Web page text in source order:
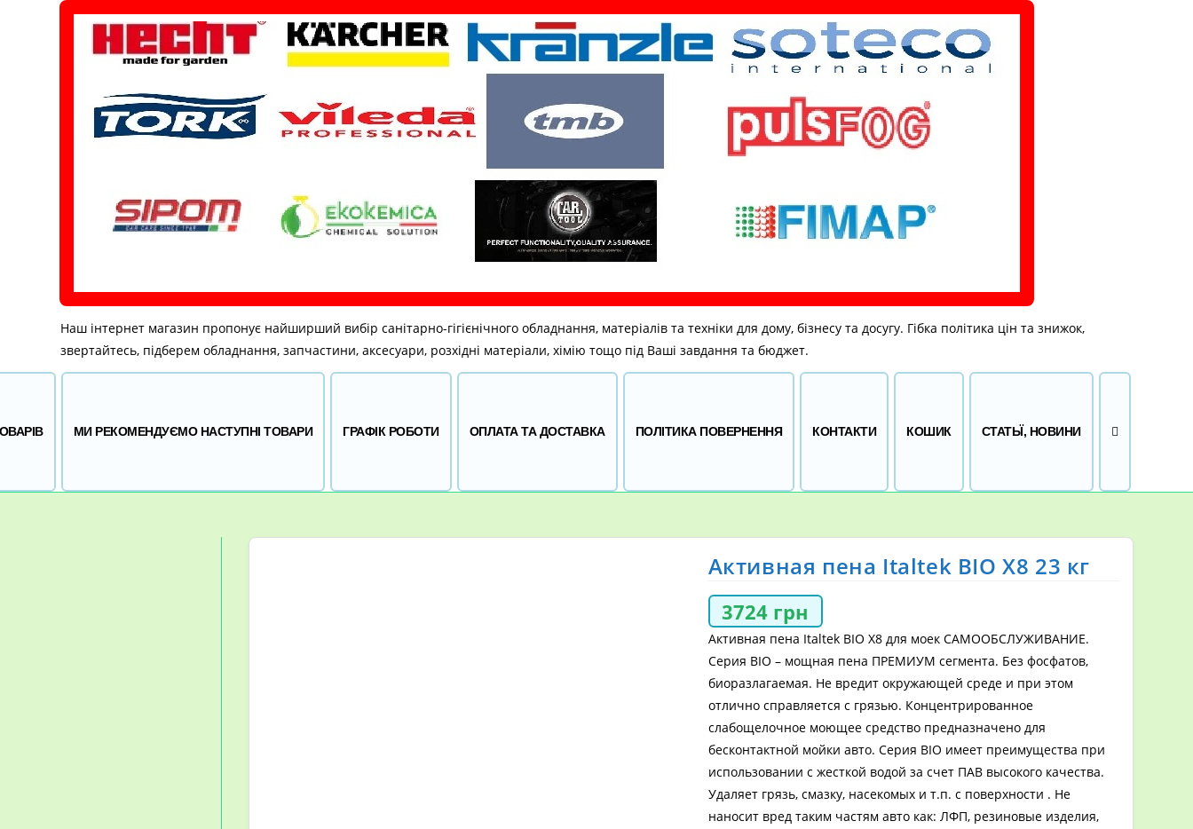
Наш інтернет магазин пропонує найширший вибір санітарно-гігієнічного обладнання, матеріалів та техніки для дому, бізнесу та досугу. Гібка політика цін та знижок,
звертайтесь, підберем обладнання, запчастини, аксесуари, розхідні матеріали, хімію тощо під Ваші завдання та бюджет.
МИ РЕКОМЕНДУЄМО НАСТУПНІ ТОВАРИ ГРАФІК РОБОТИ ОПЛАТА ТА ДОСТАВКА ПОЛІТИКА ПОВЕРНЕННЯ КОНТАКТИ КОШИК СТАТЬЇ, НОВИНИ
Активная пена Italtek BIO X8 23 кг
3724 грн
Активная пена Italtek BIO X8 для моек САМООБСЛУЖИВАНИЕ.
Серия BIO – мощная пена ПРЕМИУМ сегмента. Без фосфатов,
биоразлагаемая. Не вредит окружающей среде и при этом
отлично справляется с грязью. Концентрированное
слабощелочное моющее средство предназначено для
бесконтактной мойки авто. Серия BIO имеет преимущества при
использовании с жесткой водой за счет ПАВ высокого качества.
Удаляет грязь, смазку, насекомых и т.п. с поверхности . Не
наносит вред таким частям авто как: ЛФП, резиновые изделия,